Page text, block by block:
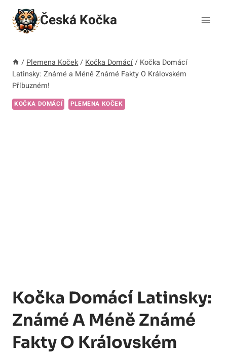
Přeskočit
obsah
Česká Kočka
/ Plemena Koček / Kočka Domácí / Kočka Domácí
Latinsky: Známé a Méně Známé Fakty O Královském
Příbuzném!
KOČKA DOMÁCÍ PLEMENA KOČEK
Kočka Domácí Latinsky:
Známé A Méně Známé
Fakty O Královském